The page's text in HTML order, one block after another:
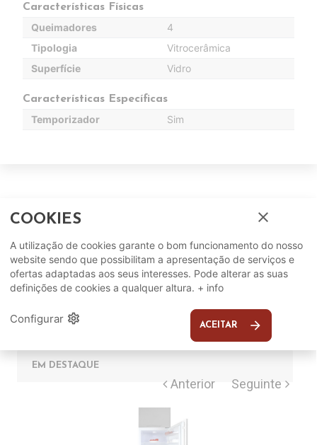
Características Físicas
Queimadores
4
Tipologia
Vitrocerâmica
Superfície
Vidro
Características Específicas
Temporizador Sim
Complete o seu ambiente
COMPLEMENTOS
SUGERIDOS
EM DESTAQUE
COOKIES close
A utilização de cookies garante o bom funcionamento do nosso
website sendo que possibilitam a apresentação de serviços e
ofertas adaptadas aos seus interesses. Pode alterar as suas
definições de cookies a qualquer altura. + info
Configurar settings ACEITAR arrow_forward